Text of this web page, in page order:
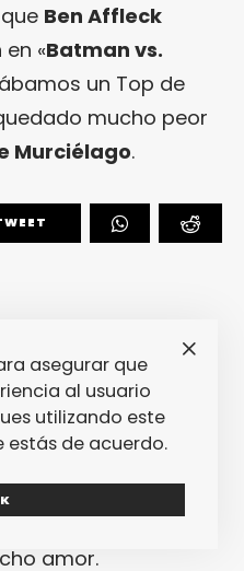
Ben Affleck
en «Batman vs.
un Top de
mucho peor
Murciélago.
fantasticmag.es al
este post, pero
amor.
asegurar que
al usuario
utilizando este
estás de acuerdo.